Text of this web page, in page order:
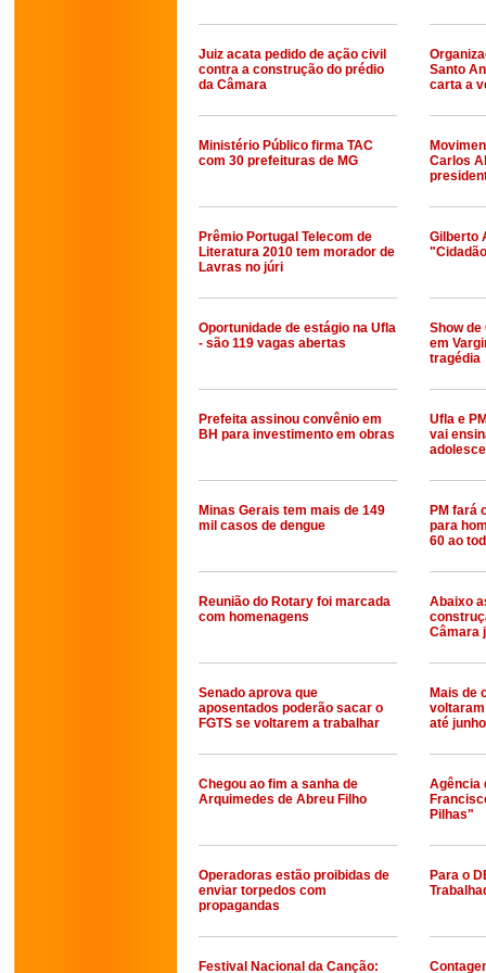
Juiz acata pedido de ação civil
contra a construção do prédio
da Câmara
Santo
carta a
Ministério Público firma TAC
com 30 prefeituras de MG
Carlos
Prêmio Portugal Telecom de
Literatura 2010 tem morador de
Lavras no júri
Gilberto
Oportunidade de estágio na Ufla
- são 119 vagas abertas
Show de
em
tragédia
Prefeita assinou convênio em
BH para investimento em obras
Ufla e
vai
Minas Gerais tem mais de 149
mil casos de dengue
PM fará
para
60 ao
Reunião do Rotary foi marcada
com homenagens
Abaixo
Câmara
Senado aprova que
aposentados poderão sacar o
FGTS se voltarem a trabalhar
Mais de
até junho
Chegou ao fim a sanha de
Arquimedes de Abreu Filho
Agência
Pilhas"
Operadoras estão proibidas de
enviar torpedos com
propagandas
Para o
Festival Nacional da Canção: